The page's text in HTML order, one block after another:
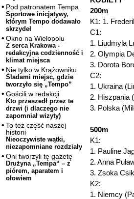
Pod patronatem Tempa
Sportowe inicjatywy,
którym Tempo dodawało
skrzydeł
Okno na Wielopolu
Z serca Krakowa -
redakcyjna codzienność i
klimat miejsca
Nie tylko w Krążowniku
Śladami miejsc, gdzie
tworzyło się „Tempo”
Gościli w redakcji
Kto przeszedł przez te
drzwi (i dlaczego nie
zapomniał wizyty)
To też część naszej
historii
Nieoczywiste wątki,
niezapomniane rozdziały
Oni tworzyli tę gazetę
Drużyna „Tempa“ – z
piórem, aparatem i
ołowiem
200m
K1: 1.
C1:
1. Liudmyla
2. Olympia
3. Dorota
C2:
1. Ukraina
2. Hiszpania
3. Polska
500m
K1:
1. Pauline
2. Anna
3. Zsoka
K2:
1. Niemcy